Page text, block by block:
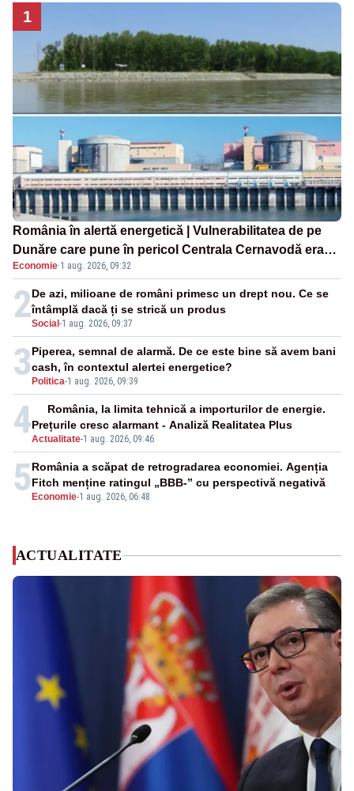
1
România în alertă energetică | Vulnerabilitatea de pe
Dunăre care pune în pericol Centrala Cernavodă era
cunoscută de pe vremea lui Ceaușescu
Economie·1 aug. 2026, 09:32
2Social -1 aug. 2026, 09:37
De azi, milioane de români primesc un drept nou. Ce se
întâmplă dacă ți se strică un produs
3 Politica-1 aug. 2026, 09:39
Piperea, semnal de alarmă. De ce este bine să avem bani
cash, în contextul alertei energetice?
4Actualitate-1 aug. 2026, 09:46
România, la limita tehnică a importurilor de energie.
Prețurile cresc alarmant - Analiză Realitatea Plus
5 Economie-1 aug. 2026, 06:48
România a scăpat de retrogradarea economiei. Agenția
Fitch menține ratingul „BBB-” cu perspectivă negativă
ACTUALITATE